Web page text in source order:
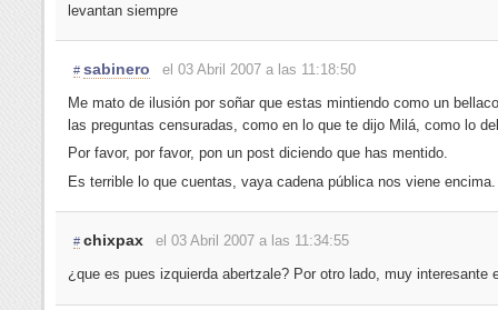
levantan siempre
# sabinero
el 03 Abril 2007 a las 11:18:50
Me mato de ilusión por soñar que estas mintiendo como un
las preguntas censuradas, como en lo que te dijo Milá, como lo
Por favor, por favor, pon un post diciendo que has mentido.
Es terrible lo que cuentas, vaya cadena pública nos viene encima.
# chixpax
el 03 Abril 2007 a las 11:34:55
¿que es pues izquierda abertzale? Por otro lado, muy interesante